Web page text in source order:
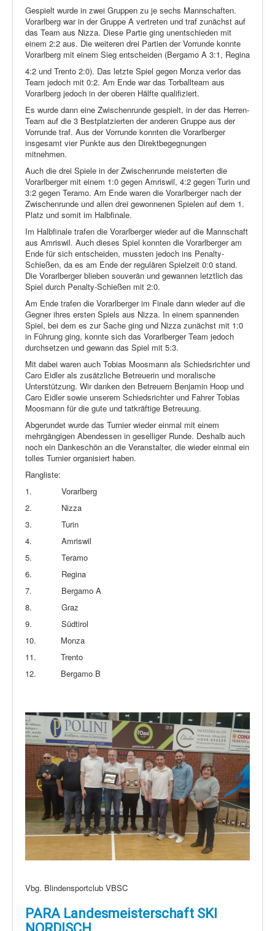
Gespielt wurde in zwei Gruppen zu je sechs Mannschaften.
Vorarlberg war in der Gruppe A vertreten und traf zunächst auf
das Team aus Nizza. Diese Partie ging unentschieden mit
einem 2:2 aus. Die weiteren drei Partien der Vorrunde konnte
Vorarlberg mit einem Sieg entscheiden (Bergamo A 3:1, Regina
4:2 und Trento 2:0). Das letzte Spiel gegen Monza verlor das
Team jedoch mit 0:2. Am Ende war das Torballteam aus
Vorarlberg jedoch in der oberen Hälfte qualifiziert.
Es wurde dann eine Zwischenrunde gespielt, in der das Herren-
Team auf die 3 Bestplatzierten der anderen Gruppe aus der
Vorrunde traf. Aus der Vorrunde konnten die Vorarlberger
insgesamt vier Punkte aus den Direktbegegnungen
mitnehmen.
Auch die drei Spiele in der Zwischenrunde meisterten die
Vorarlberger mit einem 1:0 gegen Amriswil, 4:2 gegen Turin und
3:2 gegen Teramo. Am Ende waren die Vorarlberger nach der
Zwischenrunde und allen drei gewonnenen Spielen auf dem 1.
Platz und somit im Halbfinale.
Im Halbfinale trafen die Vorarlberger wieder auf die Mannschaft
aus Amriswil. Auch dieses Spiel konnten die Vorarlberger am
Ende für sich entscheiden, mussten jedoch ins Penalty-
Schießen, da es am Ende der regulären Spielzeit 0:0 stand.
Die Vorarlberger blieben souverän und gewannen letztlich das
Spiel durch Penalty-Schießen mit 2:0.
Am Ende trafen die Vorarlberger im Finale dann wieder auf die
Gegner ihres ersten Spiels aus Nizza. In einem spannenden
Spiel, bei dem es zur Sache ging und Nizza zunächst mit 1:0
in Führung ging, konnte sich das Vorarlberger Team jedoch
durchsetzen und gewann das Spiel mit 5:3.
Mit dabei waren auch Tobias Moosmann als Schiedsrichter und
Caro Eidler als zusätzliche Betreuerin und moralische
Unterstützung. Wir danken den Betreuern Benjamin Hoop und
Caro Eidler sowie unserem Schiedsrichter und Fahrer Tobias
Moosmann für die gute und tatkräftige Betreuung.
Abgerundet wurde das Turnier wieder einmal mit einem
mehrgängigen Abendessen in geselliger Runde. Deshalb auch
noch ein Dankeschön an die Veranstalter, die wieder einmal ein
tolles Turnier organisiert haben.
Rangliste:
1.
Vorarlberg
2.
Nizza
3.
Turin
4.
Amriswil
5.
Teramo
6.
Regina
7.
Bergamo A
8.
Graz
9.
Südtirol
10.
Monza
11.
Trento
12.
Bergamo B
Vbg. Blindensportclub VBSC
PARA Landesmeisterschaft SKI